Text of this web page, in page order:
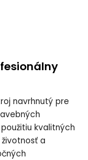
navrhnutý pre
kvalitných
a